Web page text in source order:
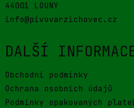
44001 LOUNY
info@pivovarzichovec.cz
DALŠÍ
Obchodní podmínky
Ochrana osobních údajů
Podmínky opakovaných